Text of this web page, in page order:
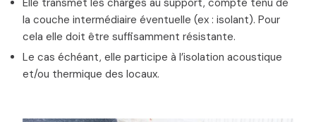
Elle transmet les charges au support, compte tenu de
la couche intermédiaire éventuelle (ex : isolant). Pour
cela elle doit être suffisamment résistante.
Le cas échéant, elle participe à l’isolation acoustique
et/ou thermique des locaux.